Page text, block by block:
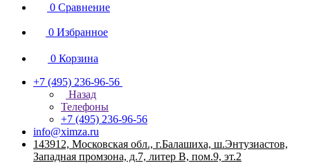
0 Сравнение
0 Избранное
0 Корзина
+7 (495) 236-96-56
Назад
Телефоны
+7 (495) 236-96-56
info@ximza.ru
143912, Московская обл., г.Балашиха, ш.Энтузиастов,
Западная промзона, д.7, литер В, пом.9, эт.2